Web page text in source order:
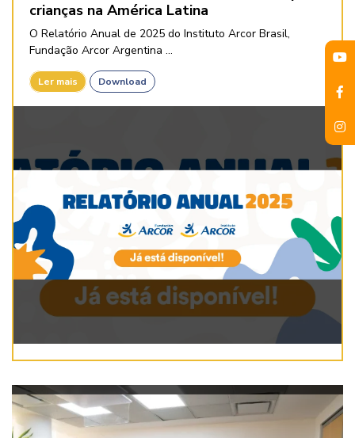
crianças na América Latina
O Relatório Anual de 2025 do Instituto Arcor Brasil,
Fundação Arcor Argentina ...
Ler mais Download